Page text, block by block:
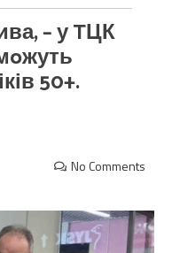
– у TЦК
50+.
No Comments